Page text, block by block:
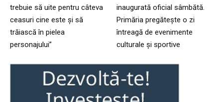
trebuie să uite pentru câteva
ceasuri cine este și să
trăiască în pielea
personajului”
inaugurată oficial sâmbătă.
Primăria pregătește o zi
întreagă de evenimente
culturale și sportive